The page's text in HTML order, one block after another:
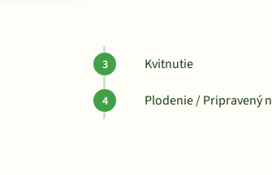
Kvitnutie
Plodenie / Pripravený